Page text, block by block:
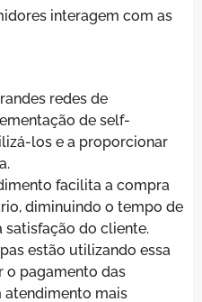
interagem com as
redes de
de self-
los e a proporcionar
facilita a compra
diminuindo o tempo de
satisfação do cliente.
estão utilizando essa
o pagamento das
atendimento mais